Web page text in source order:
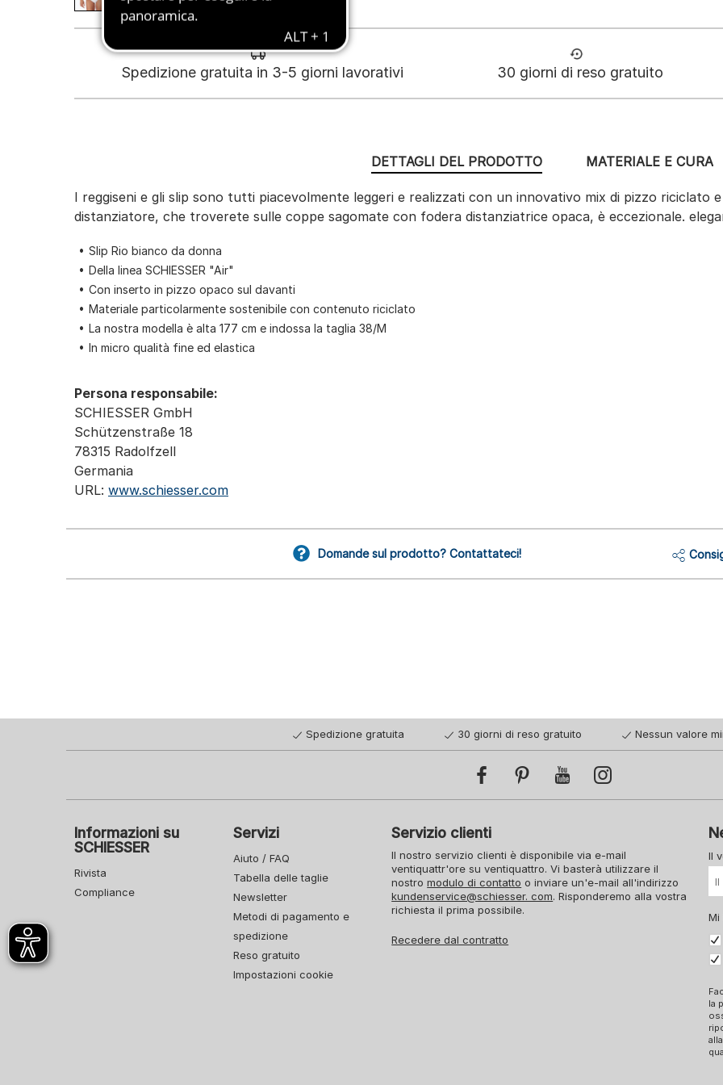
Spedizione gratuita in 3-5 giorni lavorativi 30 giorni di reso gratuito
DETTAGLI DEL PRODOTTO
I reggiseni e gli slip sono tutti piacevolmente leggeri e realizzati con un innovativo mix di pizzo riciclato
distanziatore, che troverete sulle coppe sagomate con fodera distanziatrice opaca, è eccezionale.
Slip Rio bianco da donna
Della linea SCHIESSER "Air"
Con inserto in pizzo opaco sul davanti
Materiale particolarmente sostenibile con contenuto riciclato
La nostra modella è alta 177 cm e indossa la taglia 38/M
In micro qualità fine ed elastica
Persona responsabile:
SCHIESSER GmbH
Schützenstraße 18
78315 Radolfzell
Germania
URL: www.schiesser.com
MATERIALE E CURA
Domande sul prodotto? Contattateci!
Spedizione gratuita 30 giorni di reso gratuito Nessun valore
Informazioni su
SCHIESSER
Rivista
Compliance
Servizi
Aiuto / FAQ
Tabella delle taglie
Newsletter
Metodi di pagamento e
spedizione
Reso gratuito
Impostazioni cookie
Servizio clienti
Il nostro servizio clienti è disponibile via e-mail
ventiquattr'ore su ventiquattro. Vi basterà utilizzare il
nostromodulo di contatto o inviare un'e-mail all'indirizzo
kundenservice@schiesser. com. Risponderemo alla vostra
richiesta il prima possibile.
Recedere dal contratto
Il
Mi
la